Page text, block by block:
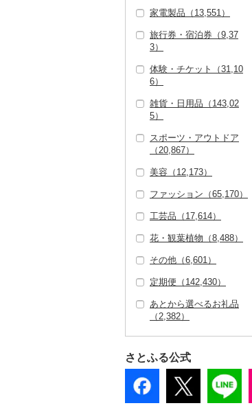
砂糖（416）
塩（1,025）
酢（1,406）
だし（2,386）
食用油（2,423）
えごま油（473）
オリーブオイル（83
4）
ごま油（335）
その他食用油（933）
はちみつ（8,477）
ドレッシング（2,33
0）
その他調味料（10,10
1）
みりん（128）
ケチャップ（158）
こしょう（72）
その他調味料（8,93
2）
家電製品（13,551）
季節・空調家電（98
キッチン家電（1,29
照明器具（1,480）
（1,320）
メラ（1,555）
美容・健康家電（1,04
旅行券・宿泊券（9,37
3）
旅行券（1,663）
ポン（Eメール発行）
JTBふるさと旅行券
（紙券）（53）
その他旅行券（488）
体験・チケット（31,10
6）
PayPay商品券（8,27
食事券（5,969）
用券（1,051）
水族館（84）
動物園（40）
釣り（407）
ダイビング（216）
スキーチケット・リフ
ゴルフプレー券（2,86
GDOふるさとゴルフ
プレークーポン（1,45
2）
その他のゴルフプレー
花火大会チケット（3
44）
カタログギフト（16
4）
雑貨・日用品（143,02
5）
家具・インテリア（3
6,216）
タンス（1,783）
机・テーブル（4,18
（7,203）
その他家具・インテリ
ア（23,817）
寝具（18,248）
布団（5,993）
枕（2,330）
毛布（2,154）
タオルケット（852）
その他寝具（7,508）
タオル（6,068）
泉州タオル（2,748）
その他タオル（3,29
文房具・印鑑（4,83
40）
印鑑（630）
0）
タンブラー（1,050）
スプーン・フォーク・
ナイフ（766）
皿・椀（7,290）
6）
包丁（1,679）
鍋（1,667）
まな板（827）
土鍋（173）
日用品（14,890）
トイレットペーパー
（2,071）
ティッシュ（806）
本・CD・DVD（30
1）
おもちゃ・ぬいぐるみ
（3,240）
スポーツ・アウトドア
（20,867）
ゴルフ（6,837）
ゴルフボール（1,53
9）
ゴルフウェア（58）
その他ゴルフ（2,23
釣り（2,036）
サイクリング（475）
アウトドア・キャンプ
4）
ウェア・ユニフォーム
（237）
9）
美容（12,173）
スキンケア（4,257）
化粧水・乳液・美容液
609）
シャンプー・リンス
（1,593）
入浴剤（1,234）
アロマ（698）
その他美容（3,542）
ファッション（65,170）
鞄・バッグ（8,658）
トートバッグ・ショル
ツケース（163）
その他鞄・バッグ（3,
885）
洋服（16,948）
女性・レディース（6,
7）
その他洋服（4,361）
和服（943）
靴・履物（8,110）
靴・シューズ（5,91
4）
スリッパ・下駄・草履
（1,374）
その他靴・履物（1,95
アクセサリー（16,47
2）
ペンダント・ネックレ
ス（4,911）
ピアス・イヤリング
（4,129）
その他服飾小物（15,0
46）
財布（3,273）
ショール・ストール
工芸品（17,614）
織物（859）
本場奄美大島紬（5
陶器・漆器（7,693）
信楽焼（776）
唐津焼（57）
村上木彫堆朱（33）
その他陶器・漆器（5,
610）
その他装飾品・工芸品
数珠（242）
工芸品（7,380）
播州そろばん（9）
美濃和紙（6）
民芸品（1,026）
花・観葉植物（8,488）
観葉植物・苗木（2,28
胡蝶蘭（241）
造花・プリザーブドフ
ラワー（1,607）
その他花（3,652）
盆栽・その他（854）
その他（6,601）
地域サービス（2,45
その他（4,275）
定期便（142,430）
あとから選べるお礼品
（2,382）
さとふる公式